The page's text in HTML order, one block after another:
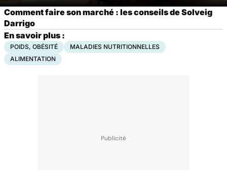
Comment faire son marché : les conseils de Solveig
Darrigo
En savoir plus :
POIDS, OBÉSITÉ
MALADIES NUTRITIONNELLES
ALIMENTATION